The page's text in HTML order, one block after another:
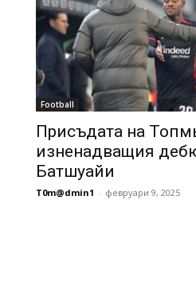
Football
Присъдата на
изненадващия
Батшуайи
T0m@dmin1 - февруари 9, 2025